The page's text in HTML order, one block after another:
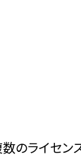
のライセン